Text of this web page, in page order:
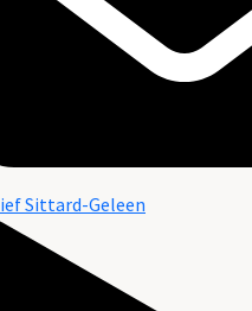
Sittard-Geleen